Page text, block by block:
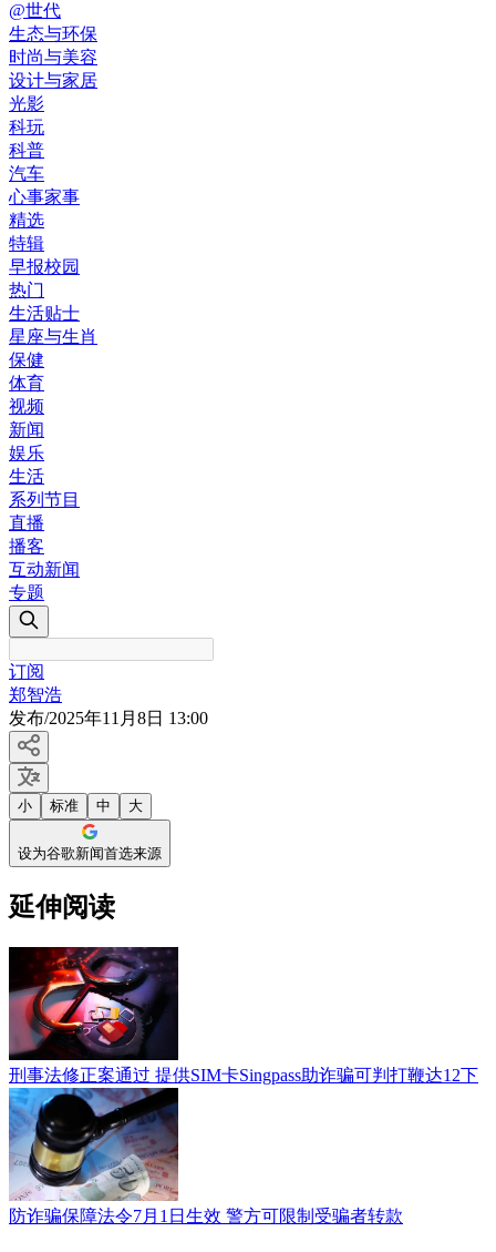
@世代
生态与环保
时尚与美容
设计与家居
光影
科玩
科普
汽车
心事家事
精选
特辑
早报校园
热门
生活贴士
星座与生肖
保健
体育
视频
新闻
娱乐
生活
系列节目
直播
播客
互动新闻
专题
订阅
郑智浩
发布/2025年11月8日 13:00
小 标准 中 大
设为谷歌新闻首选来源
延伸阅读
刑事法修正案通过 提供SIM卡Singpass助诈骗可判打鞭达12下
防诈骗保障法令7月1日生效 警方可限制受骗者转款